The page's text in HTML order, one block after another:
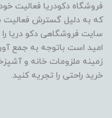
که به دلیل گسترش
سایت فروشگاهی دکو دریا را
امید است باتوجه به جمع
زمینه ملزومات خانه و
خرید راحتی را تجریه کنید.